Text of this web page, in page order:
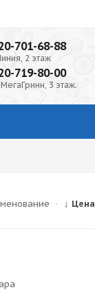
701-68-88
2 этаж
719-80-00
3 этаж.
· ↓ Цена